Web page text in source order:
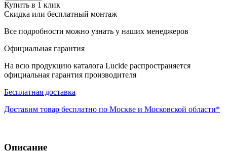
Купить в 1 клик
Скидка или бесплатный монтаж
Все подробности можно узнать у наших менеджеров
Официальная гарантия
На всю продукцию каталога Lucide распространяется
официальная гарантия производителя
Бесплатная доставка
Доставим товар бесплатно по Москве и Московской области*
Описание